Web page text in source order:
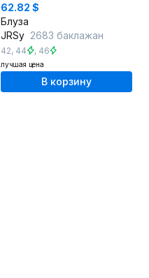
62.82 $
Блуза
JRSy 2683 баклажан
42, 44 , 46
лучшая цена
В корзину